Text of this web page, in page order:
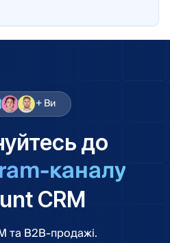
+ Ви
до
каналу
CRM
та B2B-продажі.